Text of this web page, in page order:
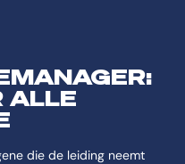
ALLE
die de leiding neemt